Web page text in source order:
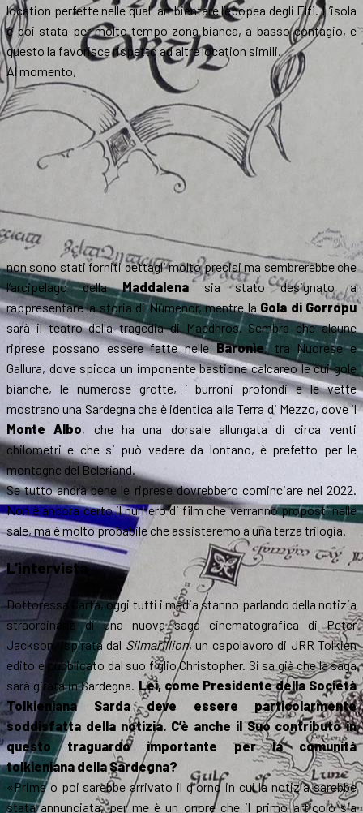
location perfette nelle quali ambientare l’epopea degli Elfi. L’isola
è poi stata per molto tempo zona bianca, a basso contagio, e
questo la favorisce rispetto ad altre location simili.
Al momento,
non sono stati forniti dettagli molto precisi ma sembrerebbe che
l’arcipelago dellaMaddalenasia stato designato a
rappresentare la storia di Númenor, mentre la Gola di Gorropu
sarà il teatro della tragedia di Maedhros. Sembra che alcune
riprese possano essere fatte nelleBaronìe, tra Nuorese e
Gallura, dove spicca un imponente bastione calcareo le cui gole
bianche, le numerose grotte, i burroni profondi e le vette
mostrano una Sardegna che è identica alla Terra di Mezzo, dove il
Monte Albo, che ha una dorsale allungata di circa venti
chilometri e che si può vedere da lontano, è prefetto per le
montagne del Beleriand.
Se tutto andrà bene le riprese dovrebbero cominciare nel 2022.
Non è ancora certo il numero di film che verranno proposti nelle
sale, ma è molto probabile che assisteremo a una terza trilogia.
L’intervista
Dottoressa Carta, oggi tutti i media stanno parlando della notizia
straordinaria di una nuova saga cinematografica di Peter
Jackson, ispirata dal Silmarillion, un capolavoro di JRR Tolkien
edito e pubblicato dal suo figlio Christopher. Si sa già che la saga
sarà girata in Sardegna.Lei, come Presidente della Società
Tolkieniana Sarda deve essere particolarmente
soddisfatta della notizia. C’è anche il Suo contributo in
questo traguardo importante per la comunità
tolkieniana della Sardegna?
«Prima o poi sarebbe arrivato il giorno in cui la notizia sarebbe
stata annunciata, per me è un onore che il primo articolo sia